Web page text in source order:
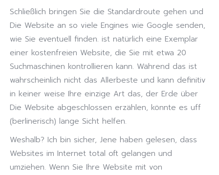
Schließlich bringen Sie die Standardroute gehen und
Die Website an so viele Engines wie Google senden,
wie Sie eventuell finden. ist natürlich eine Exemplar
einer kostenfreien Website, die Sie mit etwa 20
Suchmaschinen kontrollieren kann. Während das ist
wahrscheinlich nicht das Allerbeste und kann definitiv
in keiner weise Ihre einzige Art das, der Erde über
Die Website abgeschlossen erzählen, könnte es uff
(berlinerisch) lange Sicht helfen.
Weshalb? Ich bin sicher, Jene haben gelesen, dass
Websites im Internet total oft gelangen und
umziehen. Wenn Sie Ihre Website mit von